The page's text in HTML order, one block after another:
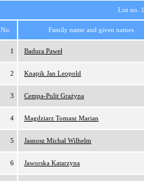
List no.
No. Family name and given names
1 Badura Paweł
2 Knapik Jan Leopold
3 Cempa-Pulit Grażyna
4 Magdziarz Tomasz Marian
5 Jasnosz Michał Wilhelm
6 Jaworska Katarzyna